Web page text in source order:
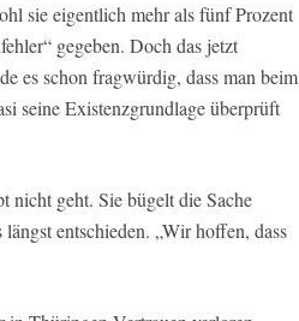
sie eigentlich mehr als fünf Prozent
gegeben. Doch das jetzt
es schon fragwürdig, dass man beim
seine Existenzgrundlage überprüft
nicht geht. Sie bügelt die Sache
entschieden. „Wir hoffen, dass